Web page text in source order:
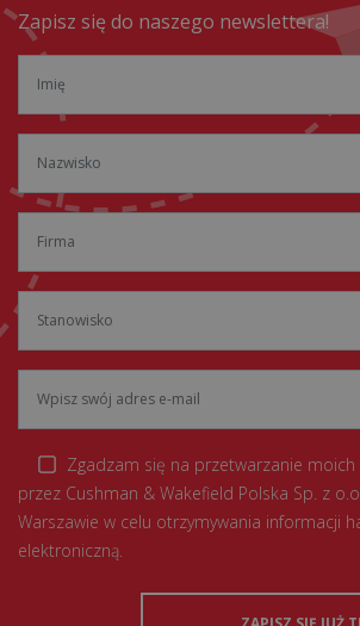
Zapisz się do naszego newslettera!
Zgadzam się na przetwarzanie
przez Cushman & Wakefield Polska Sp. z
Warszawie w celu otrzymywania informacji
elektroniczną.